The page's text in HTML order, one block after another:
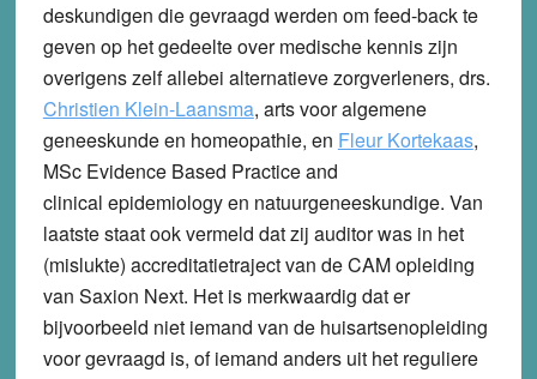
deskundigen die gevraagd werden om feed-back te
geven op het gedeelte over medische kennis zijn
overigens zelf allebei alternatieve zorgverleners, drs.
Christien Klein-Laansma, arts voor algemene
geneeskunde en homeopathie, en Fleur Kortekaas,
MSc Evidence Based Practice and
clinical epidemiology en natuurgeneeskundige. Van
laatste staat ook vermeld dat zij auditor was in het
(mislukte) accreditatietraject van de CAM opleiding
van Saxion Next. Het is merkwaardig dat er
bijvoorbeeld niet iemand van de huisartsenopleiding
voor gevraagd is, of iemand anders uit het reguliere